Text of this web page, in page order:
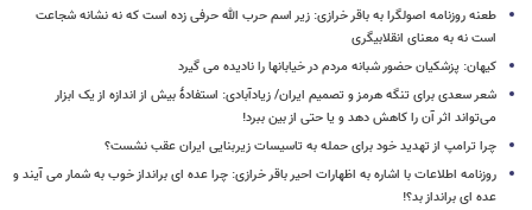
طعنه روزنامه اصولگرا به باقر خرازی: زیر اسم حرب الله حرفی زده است که نه نشانه شجاعت
است نه به معنای انقلابیگری
کیهان: پزشکیان حضور شبانه مردم در خیابانها را نادیده می گیرد
شعر سعدی برای تنگه هرمز و تصمیم ایران/ زیادآبادی: استفادهٔ بیش از اندازه از یک ابزار
می‌تواند اثر آن را کاهش دهد و یا حتی از بین ببرد!
چرا ترامپ از تهدید خود برای حمله به تاسیسات زیربنایی ایران عقب نشست؟
روزنامه اطلاعات با اشاره به اظهارات احیر باقر خرازی: چرا عده ای برانداز خوب به شمار می آیند و
عده ای برانداز بد؟!